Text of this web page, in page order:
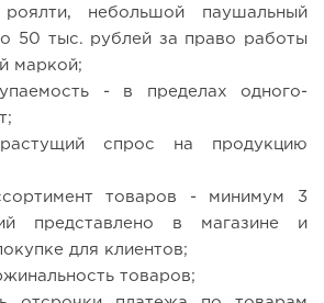
роялти, небольшой паушальный
50 тыс. рублей за право работы
маркой;
- в пределах одного-
растущий спрос на продукцию
товаров - минимум 3
представлено в магазине и
для клиентов;
товаров;